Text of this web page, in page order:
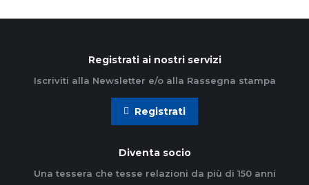
Registrati ai nostri servizi
Iscriviti alla Newsletter e/o alla Rassegna stampa
Registrati
Diventa socio
Una tessera che tesse relazioni da più di 150 anni